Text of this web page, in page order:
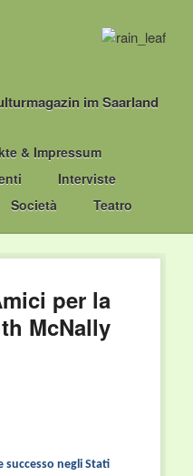
im Saarland
& Impressum
Interviste
Società Teatro
per la
McNally
successo negli Stati